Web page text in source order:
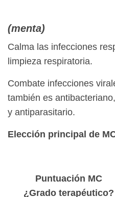
(menta)
Calma las infecciones
limpieza respiratoria.
Combate infecciones
también es
y antiparasitario.
Elección principal de
Puntuación MC
¿Grado terapéutico?